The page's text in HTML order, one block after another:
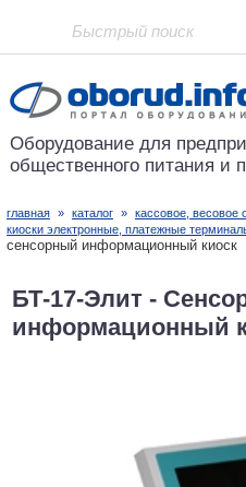
Проект основан в 2001 году
Оборудование для
общественного питания и
главная » каталог » кассовое, весовое
киоски электронные, платежные
cенсорный информационный киоск
БТ-17-Элит -
информационный